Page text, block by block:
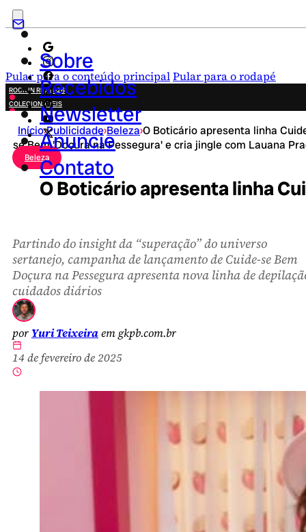
Pular para o conteúdo principalPular para o rodapé
Sobre
Recebidos
Newsletter
Anuncie
Contato
ROCK IN RIO 2026
COLECIONÁVEIS
FESTA JUNINA
NOVIDADES
CAMPANHAS CRIATIVAS
Início›Publicidade›Beleza›O Boticário apresenta linha
se Bem 'Doçura na Pessegura' e cria jingle com Lauana
Beleza
O Boticário apresenta linha
Partindo do insight da “superação” do universo
sertanejo, campanha de lançamento de Cuide-se Bem
Doçura na Pessegura apresenta nova linha de
cuidados diários
por Yuri Teixeiraem gkpb.com.br
14 de fevereiro de 2025